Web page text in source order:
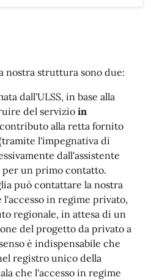
nostra struttura sono due:
dall'ULSS, in base alla
del servizio in
alla retta fornito
l'impegnativa di
dall'assistente
un primo contatto.
può contattare la nostra
in regime privato,
regionale, in attesa di un
del progetto da privato a
è indispensabile che
registro unico della
che l'accesso in regime